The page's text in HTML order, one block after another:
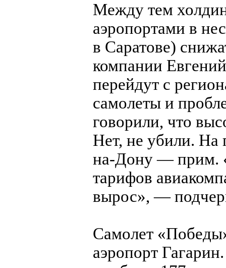
Между тем
аэропортами в
в Саратове)
компании
перейдут с
самолеты и
говорили, что
Нет, не убили. На
на-Дону — прим.
тарифов
вырос», —
Самолет
аэропорт